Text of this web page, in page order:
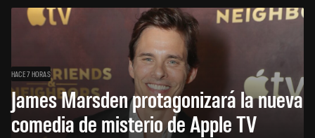
HACE 7 HORAS
James Marsden protagonizará la nueva
comedia de misterio de Apple TV